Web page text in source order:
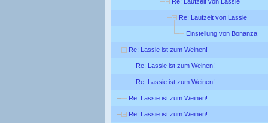
Re: Laufzeit von Lassie
Einstellung von Bonanza
Re: Lassie ist zum Weinen!
Re: Lassie ist zum Weinen!
Re: Lassie ist zum Weinen!
Re: Lassie ist zum Weinen!
Re: Lassie ist zum Weinen!